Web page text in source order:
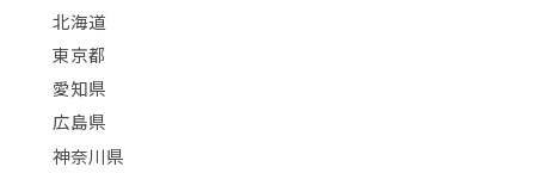
北海道
東京都
愛知県
広島県
神奈川県